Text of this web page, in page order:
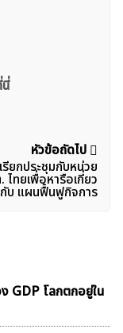
หัวข้อถัดไป
ยกประชุมกับหน่วย
ไทยเพื่อหารือเกี่ยว
กับ แผนฟื้นฟูกิจการ
GDP โลกตกอยู่ใน